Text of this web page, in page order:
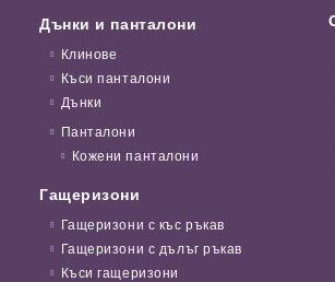
Дънки и панталони
Клинове
Къси панталони
Дънки
Панталони
Кожени панталони
Гащеризони
Гащеризони с къс ръкав
Гащеризони с дълъг ръкав
Къси гащеризони